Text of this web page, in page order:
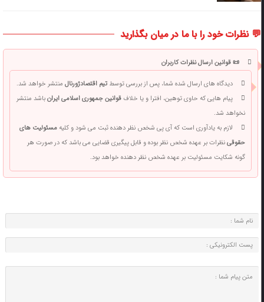
💬 نظرات خود را با ما در میان بگذارید
📜 قوانین ارسال نظرات کاربران
دیدگاه های ارسال شده شما، پس از بررسی توسطتیم اقتصادژورنالمنتشر خواهد شد.
پیام هایی که حاوی توهین، افترا و یا خلافقوانین جمهوری اسلامی ایرانباشد منتشر
نخواهد شد.
لازم به یادآوری است که آی پی شخص نظر دهنده ثبت می شود و کلیهمسئولیت های
حقوقینظرات بر عهده شخص نظر بوده و قابل پیگیری قضایی می باشد که در صورت هر
گونه شکایت مسئولیت بر عهده شخص نظر دهنده خواهد بود.